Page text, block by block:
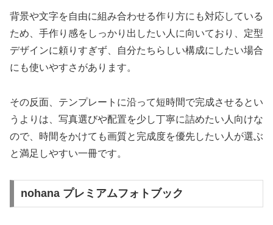
背景や文字を自由に組み合わせる作り方にも対応している
ため、手作り感をしっかり出したい人に向いており、定型
デザインに頼りすぎず、自分たちらしい構成にしたい場合
にも使いやすさがあります。
その反面、テンプレートに沿って短時間で完成させるとい
うよりは、写真選びや配置を少し丁寧に詰めたい人向けな
ので、時間をかけても画質と完成度を優先したい人が選ぶ
と満足しやすい一冊です。
nohana プレミアムフォトブック